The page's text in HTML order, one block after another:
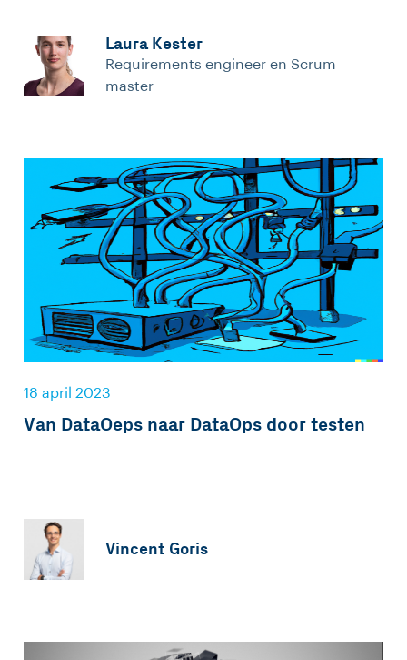
Laura Kester
Requirements engineer en Scrum
master
18 april 2023
Van DataOeps naar DataOps door testen
Vincent Goris